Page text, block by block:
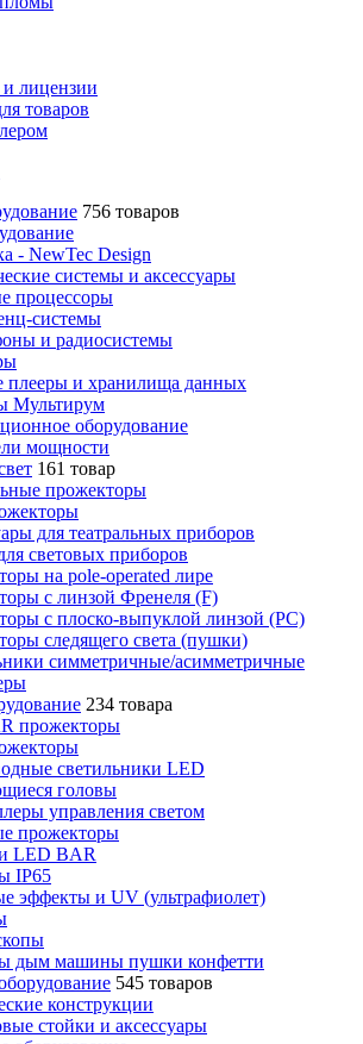
лицензии
товаров
756 товаров
- NewTec Design
системы и аксессуары
процессоры
системы
и радиосистемы
плееры и хранилища данных
Мультирум
оборудование
мощности
161 товар
прожекторы
для театральных приборов
световых приборов
на pole-operated лире
с линзой Френеля (F)
с плоско-выпуклой линзой (PC)
следящего света (пушки)
симметричные/асимметричные
234 товара
прожекторы
светильники LED
головы
управления светом
прожекторы
LED BAR
IP65
эффекты и UV (ультрафиолет)
дым машины пушки конфетти
545 товаров
конструкции
стойки и аксесcуары